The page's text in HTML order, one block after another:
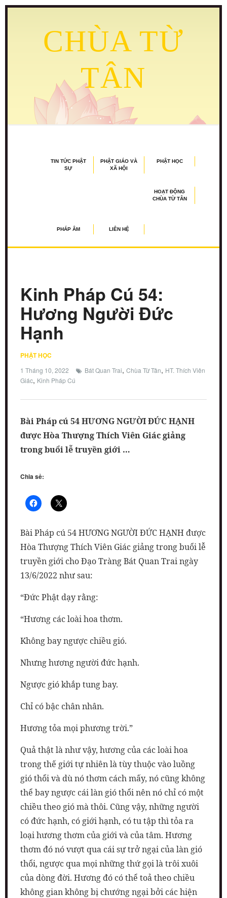
CHÙA TỪ
TÂN
TIN TỨC PHẬT
SỰ
PHẬT GIÁO VÀ
XÃ HỘI
PHẬT HỌC
HOẠT ĐỘNG
CHÙA TỪ TÂN
PHÁP ÂM LIÊN HỆ
Kinh Pháp Cú 54:
Hương Người Đức
Hạnh
PHẬT HỌC
1 Tháng 10, 2022 Bát Quan Trai, Chùa Từ Tân, HT. Thích Viên
Giác, Kinh Pháp Cú
Bài Pháp cú 54 HƯƠNG NGƯỜI ĐỨC HẠNH
được Hòa Thượng Thích Viên Giác giảng
trong buổi lễ truyền giới …
Chia sẻ:
Bài Pháp cú 54 HƯƠNG NGƯỜI ĐỨC HẠNH được
Hòa Thượng Thích Viên Giác giảng trong buổi lễ
truyền giới cho Đạo Tràng Bát Quan Trai ngày
13/6/2022 như sau:
“Đức Phật dạy rằng:
“Hương các loài hoa thơm.
Không bay ngược chiều gió.
Nhưng hương người đức hạnh.
Ngược gió khắp tung bay.
Chỉ có bậc chân nhân.
Hương tỏa mọi phương trời.”
Quả thật là như vậy, hương của các loài hoa
trong thế giới tự nhiên là tùy thuộc vào luồng
gió thổi và dù nó thơm cách mấy, nó cũng không
thể bay ngược cái làn gió thổi nên nó chỉ có một
chiều theo gió mà thôi. Cũng vậy, những người
có đức hạnh, có giới hạnh, có tu tập thì tỏa ra
loại hương thơm của giới và của tâm. Hương
thơm đó nó vượt qua cái sự trở ngại của làn gió
thổi, ngược qua mọi những thứ gọi là trôi xuôi
của dòng đời. Hương đó có thể toả theo chiều
không gian không bị chướng ngại bởi các hiện